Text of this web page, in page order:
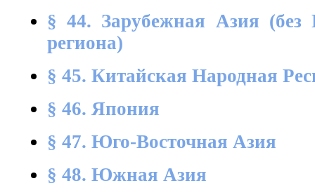
§ 44. Зарубежная Азия (без
региона)
§ 45. Китайская Народная
§ 46. Япония
§ 47. Юго-Восточная Азия
§ 48. Южная Азия